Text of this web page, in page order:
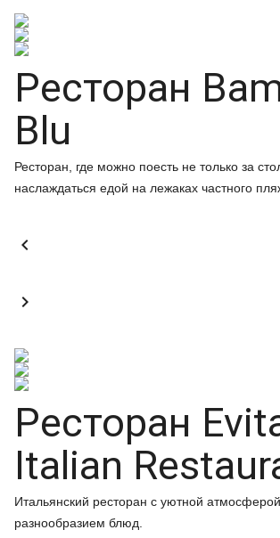
Ресторан
Blu
Ресторан, где можно поесть не только за
наслаждаться едой на лежаках частного


Ресторан
Italian
Итальянский ресторан с уютной
разнообразием блюд.